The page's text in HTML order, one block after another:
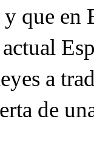
que en
a
de